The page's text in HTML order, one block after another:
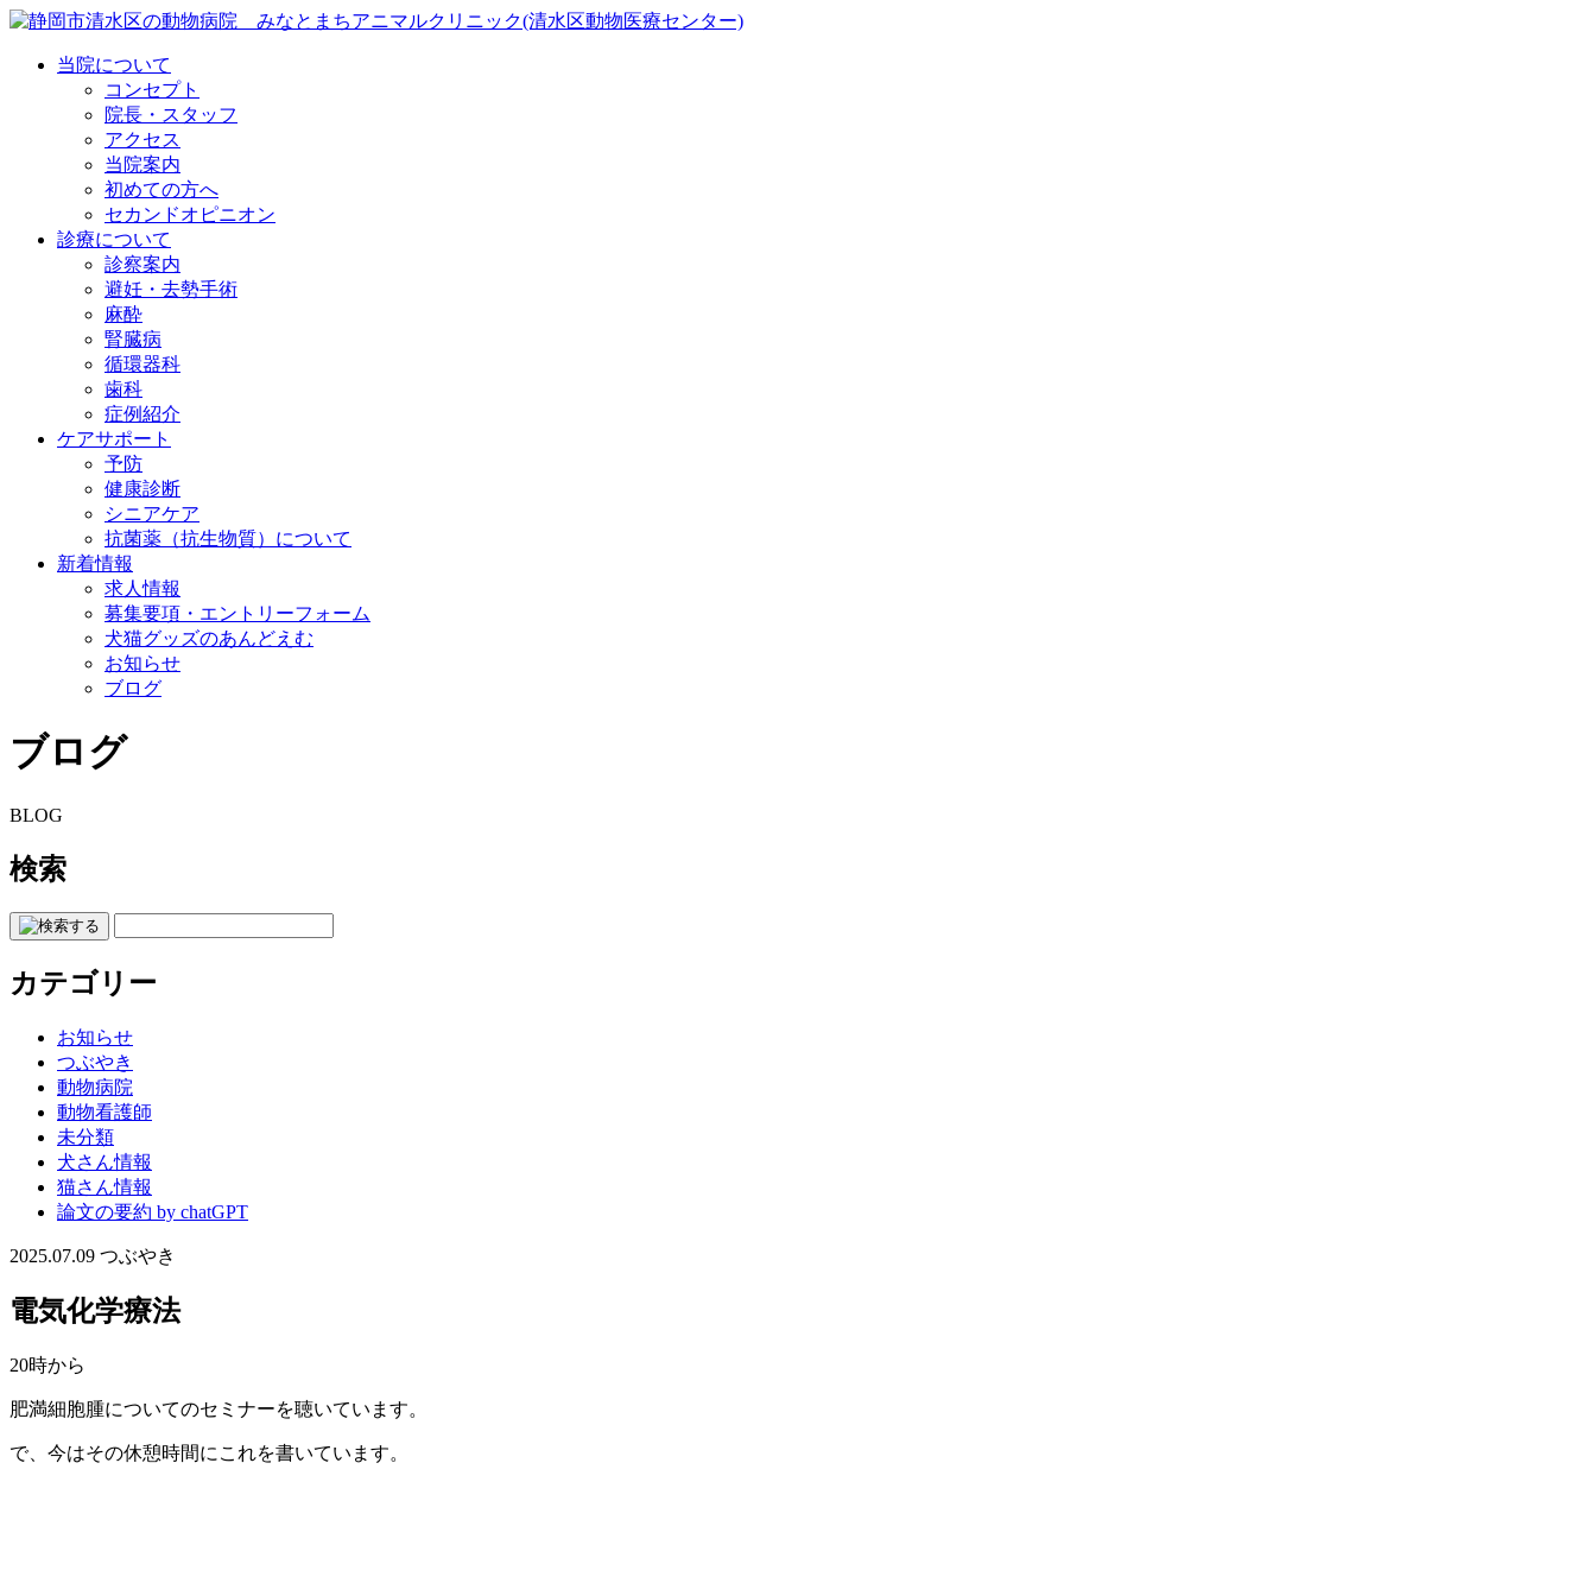
当院について
コンセプト
院長・スタッフ
アクセス
当院案内
初めての方へ
セカンドオピニオン
診療について
診察案内
避妊・去勢手術
麻酔
腎臓病
循環器科
歯科
症例紹介
ケアサポート
予防
健康診断
シニアケア
抗菌薬（抗生物質）について
新着情報
求人情報
募集要項・エントリーフォーム
犬猫グッズのあんどえむ
お知らせ
ブログ
ブログ
BLOG
検索
カテゴリー
お知らせ
つぶやき
動物病院
動物看護師
未分類
犬さん情報
猫さん情報
論文の要約 by chatGPT
2025.07.09 つぶやき
電気化学療法
20時から
肥満細胞腫についてのセミナーを聴いています。
で、今はその休憩時間にこれを書いています。